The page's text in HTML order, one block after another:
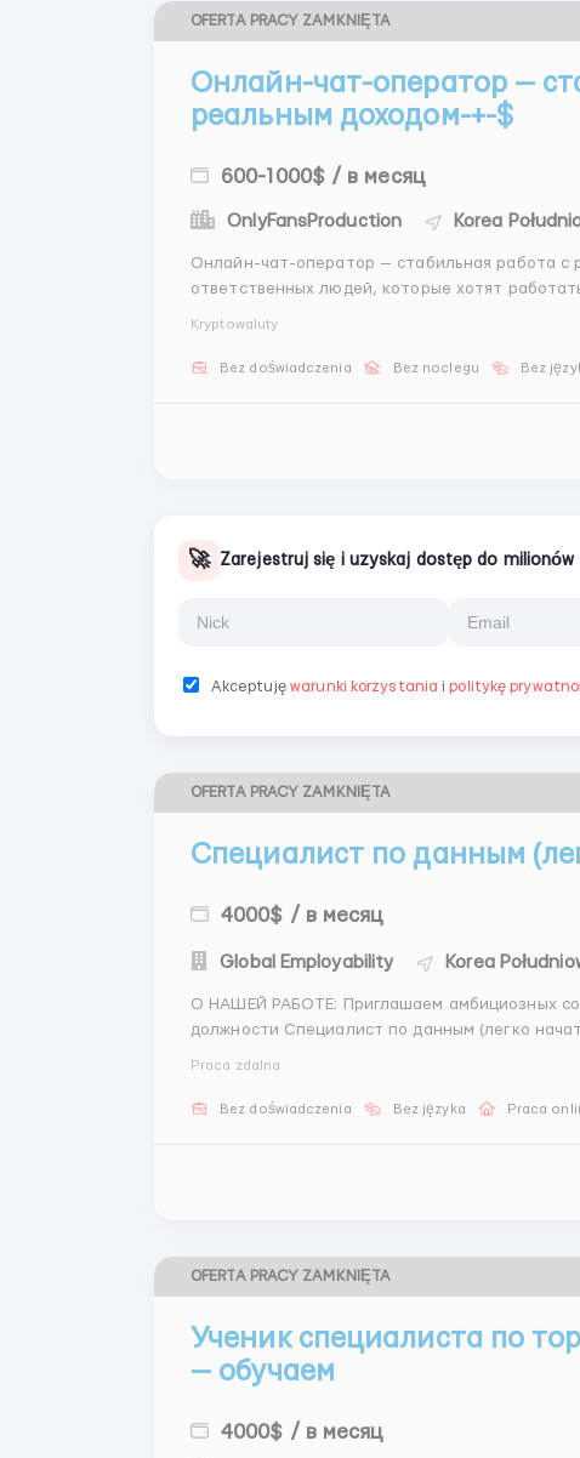
OFERTA PRACY ZAMKNIĘTA
Онлайн-чат-оператор —
реальным доходом-+-$
600-1000$ / в месяц
OnlyFansProduction Korea
Онлайн-чат-оператор — стабильная работа с реальным
ответственных людей, которые хотят
Kryptowaluty
Bez doświadczenia Bez noclegu Bez
🚀 Zarejestruj się i uzyskaj dostęp do
Akceptujęwarunki korzystania i politykę
OFERTA PRACY ZAMKNIĘTA
Специалист по данным
4000$ / в месяц
Global Employability Korea
О НАШЕЙ РАБОТЕ: Приглашаем амбициозных соискателей присоединиться к нашей команде на
должности Специалист по данным (легко начать). Для старта вам не нужен
Praca zdalna
Bez doświadczenia Bez języka Praca
OFERTA PRACY ZAMKNIĘTA
Ученик специалиста по
— обучаем
4000$ / в месяц